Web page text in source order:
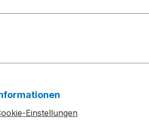
Einstellungen